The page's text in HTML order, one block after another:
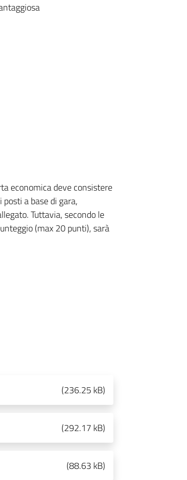
economica deve consistere
a base di gara,
Tuttavia, secondo le
(max 20 punti), sarà
(236.25 kB)
(292.17 kB)
(88.63 kB)